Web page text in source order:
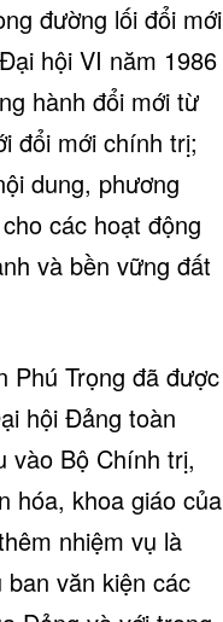
đường lối đổi mới
hội VI năm 1986
hành đổi mới từ
đổi mới chính trị;
dung, phương
các hoạt động
và bền vững đất
Phú Trọng đã được
hội Đảng toàn
vào Bộ Chính trị,
hóa, khoa giáo của
nhiệm vụ là
văn kiện các